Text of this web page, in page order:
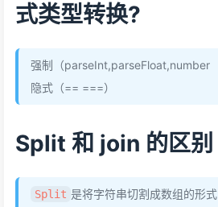
式类型转换?
强制（parseInt,parseFloat,number
隐式（== ===）
Split 和 join 的区别
Split 是将字符串切割成数组的形式